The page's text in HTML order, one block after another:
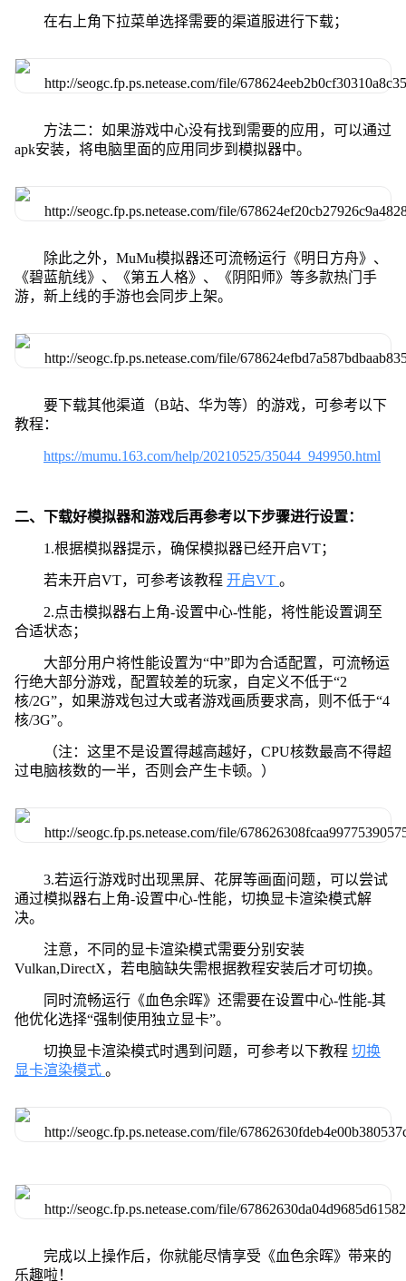
在右上角下拉菜单选择需要的渠道服进行下载；
方法二：如果游戏中心没有找到需要的应用，可以通过
apk安装，将电脑里面的应用同步到模拟器中。
除此之外，MuMu模拟器还可流畅运行《明日方舟》、
《碧蓝航线》、《第五人格》、《阴阳师》等多款热门手
游，新上线的手游也会同步上架。
要下载其他渠道（B站、华为等）的游戏，可参考以下
教程：
https://mumu.163.com/help/20210525/35044_949950.html
二、下载好模拟器和游戏后再参考以下步骤进行设置：
1.根据模拟器提示，确保模拟器已经开启VT；
若未开启VT，可参考该教程 开启VT 。
2.点击模拟器右上角-设置中心-性能，将性能设置调至
合适状态；
大部分用户将性能设置为“中”即为合适配置，可流畅运
行绝大部分游戏，配置较差的玩家，自定义不低于“2
核/2G”，如果游戏包过大或者游戏画质要求高，则不低于“4
核/3G”。
（注：这里不是设置得越高越好，CPU核数最高不得超
过电脑核数的一半，否则会产生卡顿。）
3.若运行游戏时出现黑屏、花屏等画面问题，可以尝试
通过模拟器右上角-设置中心-性能，切换显卡渲染模式解
决。
注意，不同的显卡渲染模式需要分别安装
Vulkan,DirectX，若电脑缺失需根据教程安装后才可切换。
同时流畅运行《血色余晖》还需要在设置中心-性能-其
他优化选择“强制使用独立显卡”。
切换显卡渲染模式时遇到问题，可参考以下教程 切换
显卡渲染模式 。
完成以上操作后，你就能尽情享受《血色余晖》带来的
乐趣啦！